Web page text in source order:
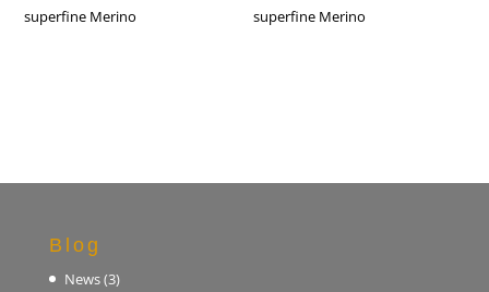
war:
ist:
superfine Merino
war:
ist:
superfine Merino
Blog
News(3)